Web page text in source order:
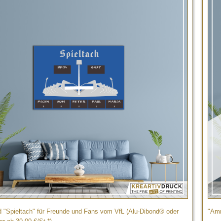
"Spieltach" für Freunde und Fans vom VfL (Alu-Dibond® oder